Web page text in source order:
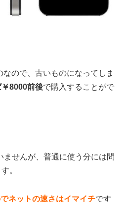
ので、古いものになってしま
8000前後で購入することがで
せんが、普通に使う分には問
。
ネットの速さはイマイチです